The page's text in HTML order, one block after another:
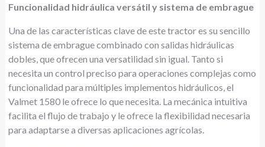
Funcionalidad hidráulica versátil y sistema de embrague
Una de las características clave de este tractor es su sencillo
sistema de embrague combinado con salidas hidráulicas
dobles, que ofrecen una versatilidad sin igual. Tanto si
necesita un control preciso para operaciones complejas como
funcionalidad para múltiples implementos hidráulicos, el
Valmet 1580 le ofrece lo que necesita. La mecánica intuitiva
facilita el flujo de trabajo y le ofrece la flexibilidad necesaria
para adaptarse a diversas aplicaciones agrícolas.